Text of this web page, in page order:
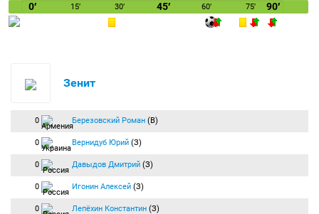
0′ 15′ 30′ 45′ 60′ 75′ 90′
Зенит
0 Березовский Роман (В)
0 Вернидуб Юрий (З)
0 Давыдов Дмитрий (З)
0 Игонин Алексей (З)
0 Лепёхин Константин (З)